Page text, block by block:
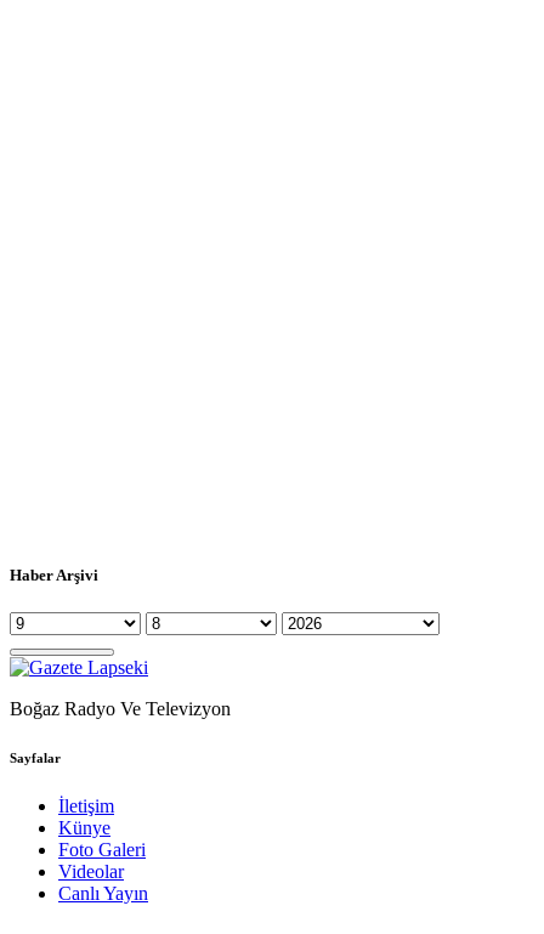
Haber Arşivi
Boğaz Radyo Ve Televizyon
Sayfalar
İletişim
Künye
Foto Galeri
Videolar
Canlı Yayın